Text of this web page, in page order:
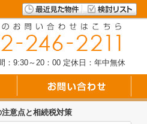
：9:30～20：00 定休日：年中無休
注意点と相続税対策